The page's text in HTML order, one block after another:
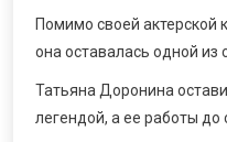
Помимо своей актерской
она оставалась одной из
Татьяна Доронина
легендой, а ее работы до